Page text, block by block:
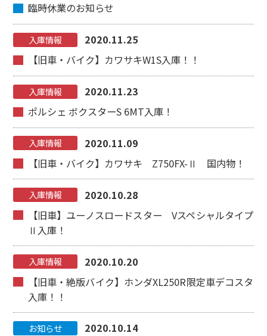
臨時休業のお知らせ
入庫情報
2020.11.25
【旧車・バイク】カワサキW1S入庫！！
入庫情報
2020.11.23
ポルシェ ボクスターS 6MT入庫！
入庫情報
2020.11.09
【旧車・バイク】カワサキ Z750FX-Ⅱ 国内物！
入庫情報
2020.10.28
【旧車】ユーノスロードスター Vスペシャルタイプ
Ⅱ入庫！
入庫情報
2020.10.20
【旧車・絶版バイク】ホンダXL250R限定車デコスタ
入庫！！
お知らせ
2020.10.14